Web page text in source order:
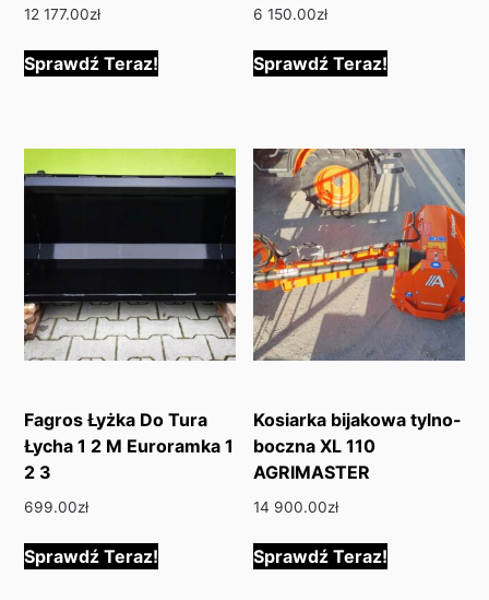
12 177.00zł
Sprawdź Teraz!
6 150.00zł
Sprawdź Teraz!
Fagros Łyżka Do Tura
Łycha 1 2 M Euroramka 1
2 3
699.00zł
Sprawdź Teraz!
Kosiarka bijakowa tylno-
boczna XL 110
AGRIMASTER
14 900.00zł
Sprawdź Teraz!